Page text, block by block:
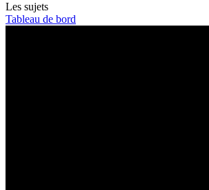
Les sujets
Tableau de bord